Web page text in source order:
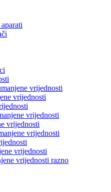
vrijednosti
vrijednosti
vrijednosti
vrijednosti
vrijednosti
vrijednosti
vrijednosti razno